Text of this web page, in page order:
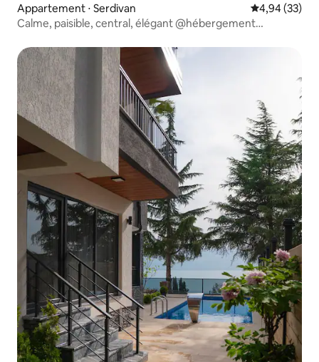
Appartement ⋅ Serdivan Évaluation
4,94 (33)
Calme, paisible, central, élégant @hébergement